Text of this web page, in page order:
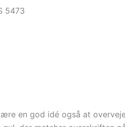
5473
en god idé også at